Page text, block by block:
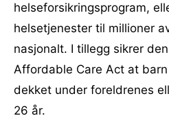
helseforsikringsprogram,
helsetjenester til millioner
nasjonalt. I tillegg sikrer
Affordable Care Act at
dekket under foreldrenes
26 år.